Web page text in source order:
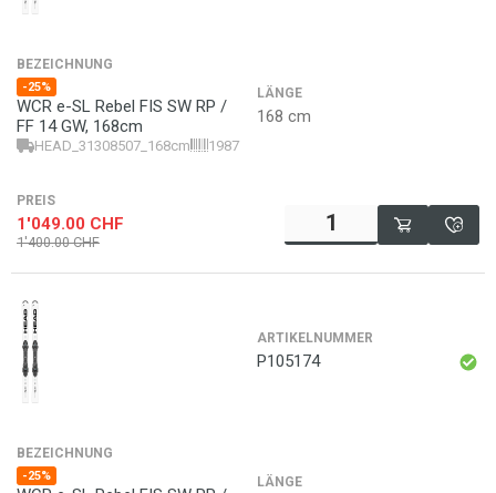
BEZEICHNUNG
-25%
WCR e-SL Rebel FIS SW RP /
FF 14 GW, 168cm
HEAD_31308507_168cm 198772051228
LÄNGE
168 cm
PREIS
1'049.00 CHF
1'400.00 CHF
ARTIKELNUMMER
P105174
BEZEICHNUNG
-25% LÄNGE